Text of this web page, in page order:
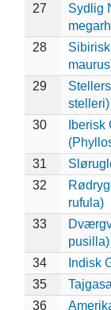
27
Sydlig
28
29
stelleri)
30
31
32
rufula)
33
pusilla)
34 Indisk
35
36